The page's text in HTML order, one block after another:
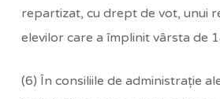
repartizat, cu drept de vot, unui
elevilor care a împlinit vârsta de
(6) În consiliile de administraţie